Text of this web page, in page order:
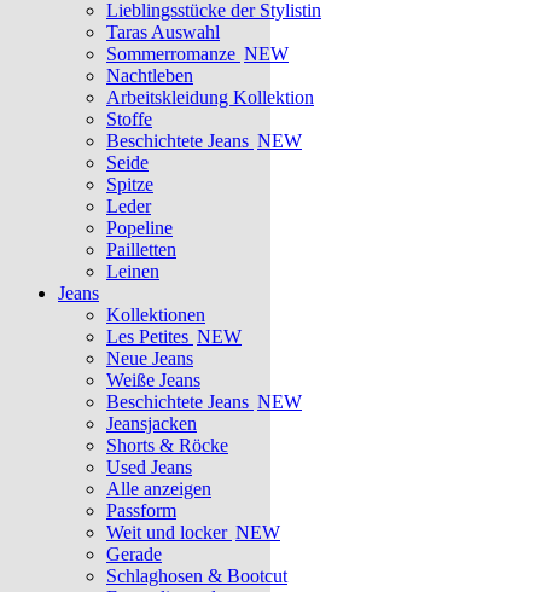
Lieblingsstücke der Stylistin
Taras Auswahl
Sommerromanze NEW
Nachtleben
Arbeitskleidung Kollektion
Stoffe
Beschichtete Jeans NEW
Seide
Spitze
Leder
Popeline
Pailletten
Leinen
Jeans
Kollektionen
Les Petites NEW
Neue Jeans
Weiße Jeans
Beschichtete Jeans NEW
Jeansjacken
Shorts & Röcke
Used Jeans
Alle anzeigen
Passform
Weit und locker NEW
Gerade
Schlaghosen & Bootcut